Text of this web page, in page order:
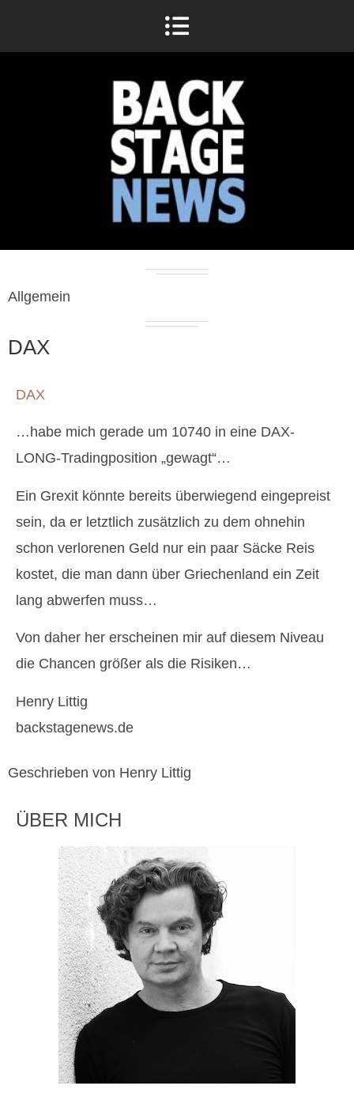
Allgemein
DAX
DAX
…habe mich gerade um 10740 in eine DAX-
LONG-Tradingposition „gewagt“…
Ein Grexit könnte bereits überwiegend eingepreist
sein, da er letztlich zusätzlich zu dem ohnehin
schon verlorenen Geld nur ein paar Säcke Reis
kostet, die man dann über Griechenland ein Zeit
lang abwerfen muss…
Von daher her erscheinen mir auf diesem Niveau
die Chancen größer als die Risiken…
Henry Littig
backstagenews.de
Geschrieben von Henry Littig
ÜBER MICH